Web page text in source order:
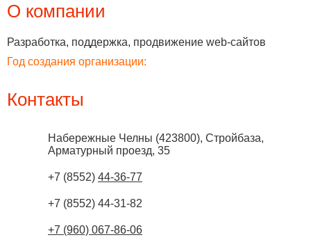
О компании
Разработка, поддержка, продвижение web-сайтов
Год создания организации:
Контакты
Набережные Челны (423800), Стройбаза,
Арматурный проезд, 35
+7 (8552) 44-36-77
+7 (8552) 44-31-82
+7 (960) 067-86-06